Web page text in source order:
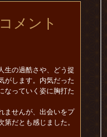
メント
生の過酷さや、どう捉
がします。内気だった
なっていく姿に胸打た
ませんが、出会いをプ
だとも感じました。